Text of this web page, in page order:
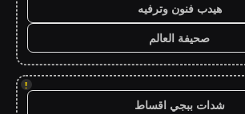
هيدب فنون وترفيه
صحيفة العالم
!
شدات ببجي اقساط